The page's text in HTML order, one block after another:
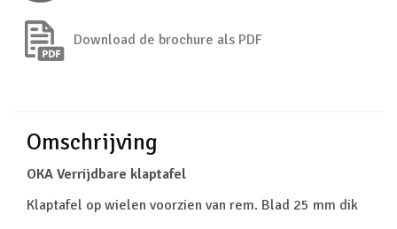
Download de brochure als PDF
Omschrijving
OKA Verrijdbare klaptafel
Klaptafel op wielen voorzien van rem. Blad 25 mm dik